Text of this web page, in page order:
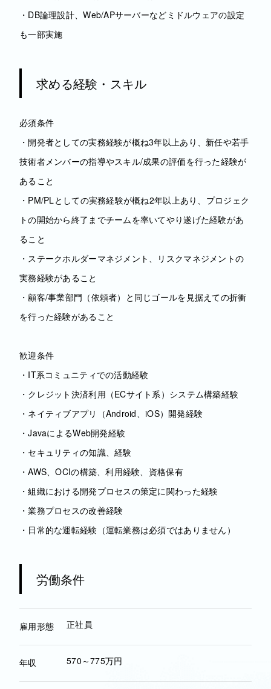
・DB論理設計、Web/APサーバーなどミドルウェアの設定
も一部実施
求める経験・スキル
必須条件
・開発者としての実務経験が概ね3年以上あり、新任や若手
技術者メンバーの指導やスキル/成果の評価を行った経験が
あること
・PM/PLとしての実務経験が概ね2年以上あり、プロジェク
トの開始から終了までチームを率いてやり遂げた経験があ
ること
・ステークホルダーマネジメント、リスクマネジメントの
実務経験があること
・顧客/事業部門（依頼者）と同じゴールを見据えての折衝
を行った経験があること
歓迎条件
・IT系コミュニティでの活動経験
・クレジット決済利用（ECサイト系）システム構築経験
・ネイティブアプリ（Android、iOS）開発経験
・JavaによるWeb開発経験
・セキュリティの知識、経験
・AWS、OCIの構築、利用経験、資格保有
・組織における開発プロセスの策定に関わった経験
・業務プロセスの改善経験
・日常的な運転経験（運転業務は必須ではありません）
労働条件
雇用形態 正社員
年収 570～775万円